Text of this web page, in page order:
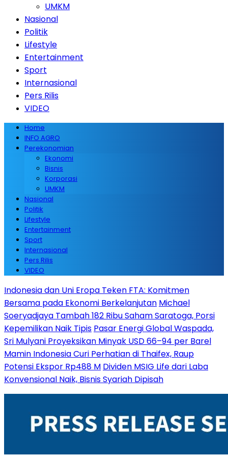
UMKM
Nasional
Politik
Lifestyle
Entertainment
Sport
Internasional
Pers Rilis
VIDEO
Home
INFO AGRO
Perekonomian
Ekonomi
Bisnis
Korporasi
UMKM
Nasional
Politik
Lifestyle
Entertainment
Sport
Internasional
Pers Rilis
VIDEO
Indonesia dan Uni Eropa Teken FTA: Komitmen
Bersama pada Ekonomi Berkelanjutan Michael
Soeryadjaya Tambah 182 Ribu Saham Saratoga, Porsi
Kepemilikan Naik Tipis Pasar Energi Global Waspada,
Sri Mulyani Proyeksikan Minyak USD 66–94 per Barel
Mamin Indonesia Curi Perhatian di Thaifex, Raup
Potensi Ekspor Rp488 M Dividen MSIG Life dari Laba
Konvensional Naik, Bisnis Syariah Dipisah